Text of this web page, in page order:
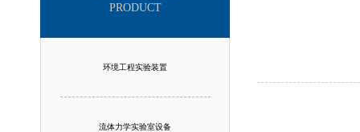
PRODUCT
环境工程实验装置
流体力学实验室设备